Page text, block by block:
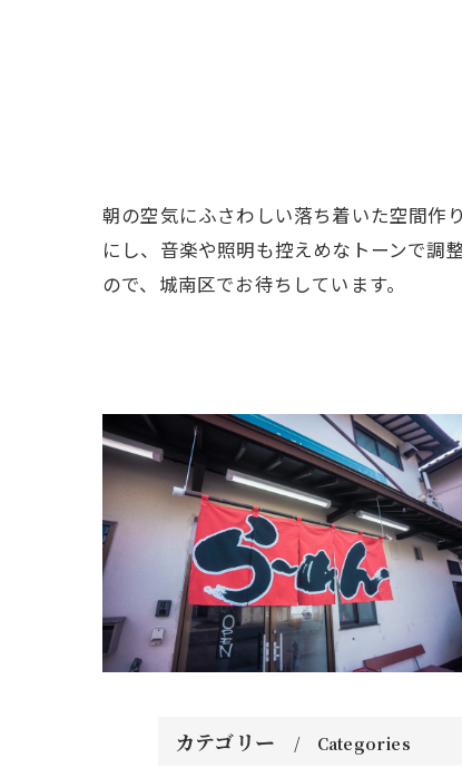
朝の空気にふさわしい落ち着いた空間作
にし、音楽や照明も控えめなトーンで調
ので、城南区でお待ちしています。
カテゴリー Categories